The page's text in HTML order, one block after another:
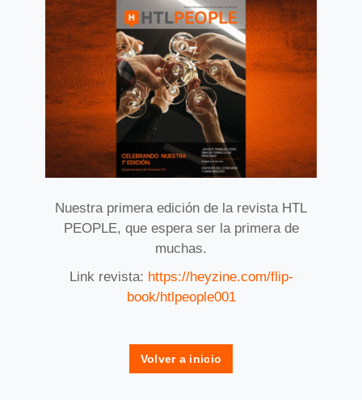
Nuestra primera edición de la revista HTL
PEOPLE, que espera ser la primera de
muchas.
Link revista: https://heyzine.com/flip-
book/htlpeople001
Volver a inicio